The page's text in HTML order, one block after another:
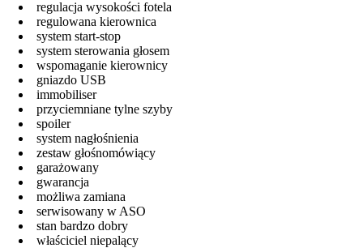
regulacja wysokości fotela
regulowana kierownica
system start-stop
system sterowania głosem
wspomaganie kierownicy
gniazdo USB
immobiliser
przyciemniane tylne szyby
spoiler
system nagłośnienia
zestaw głośnomówiący
garażowany
gwarancja
możliwa zamiana
serwisowany w ASO
stan bardzo dobry
właściciel niepalący